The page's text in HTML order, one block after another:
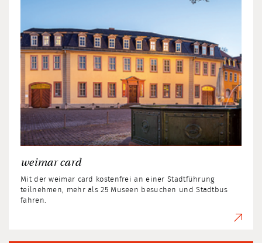
weimar card
Mit der weimar card kostenfrei an einer Stadtführung
teilnehmen, mehr als 25 Museen besuchen und Stadtbus
fahren.